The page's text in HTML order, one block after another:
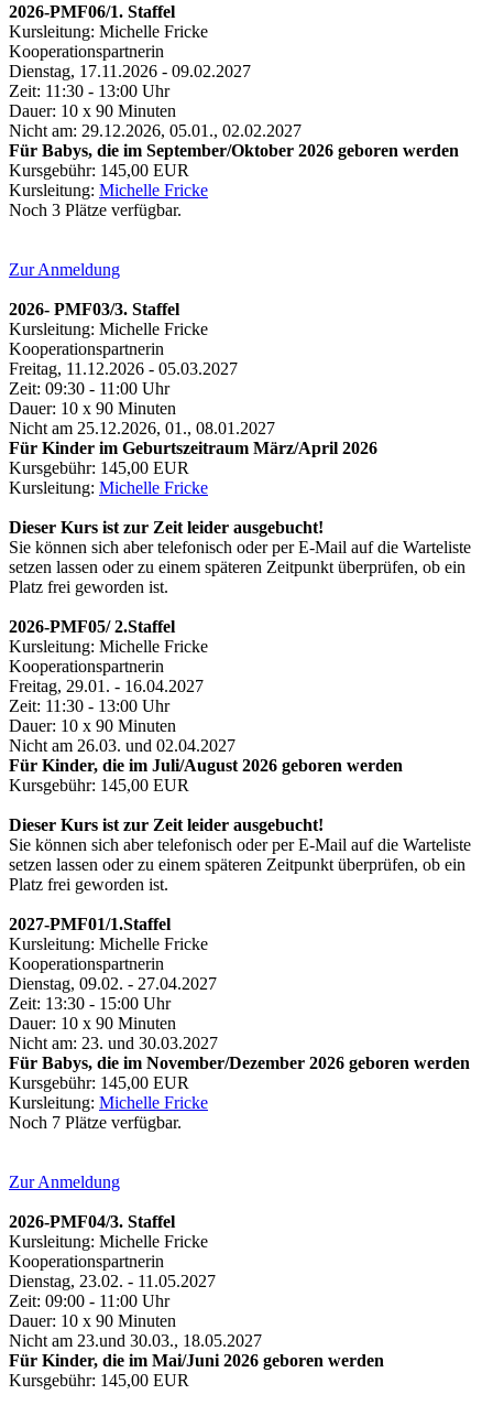
2026-PMF06/1. Staffel
Kursleitung: Michelle Fricke
Kooperationspartnerin
Dienstag, 17.11.2026 - 09.02.2027
Zeit: 11:30 - 13:00 Uhr
Dauer: 10 x 90 Minuten
Nicht am: 29.12.2026, 05.01., 02.02.2027
Für Babys, die im September/Oktober 2026 geboren werden
Kursgebühr: 145,00 EUR
Kursleitung: Michelle Fricke
Noch 3 Plätze verfügbar.
Zur Anmeldung
2026- PMF03/3. Staffel
Kursleitung: Michelle Fricke
Kooperationspartnerin
Freitag, 11.12.2026 - 05.03.2027
Zeit: 09:30 - 11:00 Uhr
Dauer: 10 x 90 Minuten
Nicht am 25.12.2026, 01., 08.01.2027
Für Kinder im Geburtszeitraum März/April 2026
Kursgebühr: 145,00 EUR
Kursleitung: Michelle Fricke
Dieser Kurs ist zur Zeit leider ausgebucht!
Sie können sich aber telefonisch oder per E-Mail auf die Warteliste
setzen lassen oder zu einem späteren Zeitpunkt überprüfen, ob ein
Platz frei geworden ist.
2026-PMF05/ 2.Staffel
Kursleitung: Michelle Fricke
Kooperationspartnerin
Freitag, 29.01. - 16.04.2027
Zeit: 11:30 - 13:00 Uhr
Dauer: 10 x 90 Minuten
Nicht am 26.03. und 02.04.2027
Für Kinder, die im Juli/August 2026 geboren werden
Kursgebühr: 145,00 EUR
Dieser Kurs ist zur Zeit leider ausgebucht!
Sie können sich aber telefonisch oder per E-Mail auf die Warteliste
setzen lassen oder zu einem späteren Zeitpunkt überprüfen, ob ein
Platz frei geworden ist.
2027-PMF01/1.Staffel
Kursleitung: Michelle Fricke
Kooperationspartnerin
Dienstag, 09.02. - 27.04.2027
Zeit: 13:30 - 15:00 Uhr
Dauer: 10 x 90 Minuten
Nicht am: 23. und 30.03.2027
Für Babys, die im November/Dezember 2026 geboren werden
Kursgebühr: 145,00 EUR
Kursleitung: Michelle Fricke
Noch 7 Plätze verfügbar.
Zur Anmeldung
2026-PMF04/3. Staffel
Kursleitung: Michelle Fricke
Kooperationspartnerin
Dienstag, 23.02. - 11.05.2027
Zeit: 09:00 - 11:00 Uhr
Dauer: 10 x 90 Minuten
Nicht am 23.und 30.03., 18.05.2027
Für Kinder, die im Mai/Juni 2026 geboren werden
Kursgebühr: 145,00 EUR